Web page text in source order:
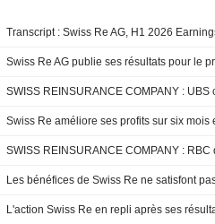
Transcript : Swiss Re AG, H1 2026
Swiss Re AG publie ses résultats pour le
SWISS REINSURANCE COMPANY :
Swiss Re améliore ses profits sur six mois
SWISS REINSURANCE COMPANY :
Les bénéfices de Swiss Re ne satisfont
L'action Swiss Re en repli après ses